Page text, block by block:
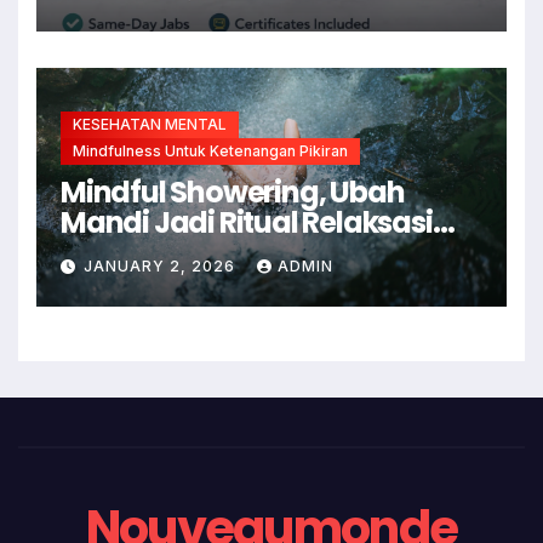
KESEHATAN MENTAL
Mindfulness Untuk Ketenangan Pikiran
Mindful Showering, Ubah
Mandi Jadi Ritual Relaksasi
dan Kesadaran Diri
JANUARY 2, 2026 ADMIN
Nouveaumonde